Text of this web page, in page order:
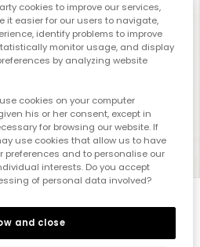
3 4 5
in Rohweiß
cookies to improve our services,
it easier for our users to navigate,
identify problems to improve
monitor usage, and display
by analyzing website
cookies on your computer
his or her consent, except in
for browsing our website. If
use cookies that allow us to have
preferences and to personalise our
interests. Do you accept
of personal data involved?
and close